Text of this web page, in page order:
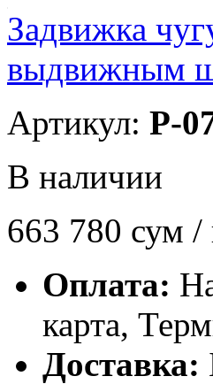
Задвижка
выдвижным
Артикул: P-
В наличии
663 780 сум /
Оплата:
карта,
Доставка: